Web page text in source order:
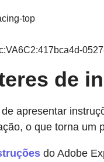
top
de
apresentar
o que torna
do Adobe